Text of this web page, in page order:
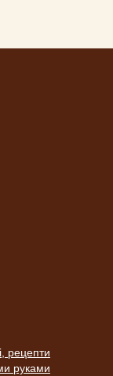
рецепти
руками